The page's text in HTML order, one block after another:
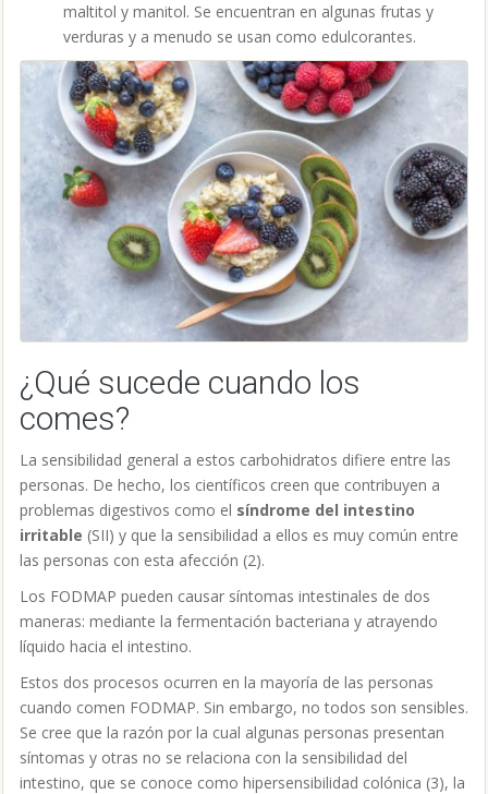
maltitol y manitol. Se encuentran en algunas frutas y
verduras y a menudo se usan como edulcorantes.
¿Qué sucede cuando los
comes?
La sensibilidad general a estos carbohidratos difiere entre las
personas. De hecho, los científicos creen que contribuyen a
problemas digestivos como el síndrome del intestino
irritable (SII) y que la sensibilidad a ellos es muy común entre
las personas con esta afección (2).
Los FODMAP pueden causar síntomas intestinales de dos
maneras: mediante la fermentación bacteriana y atrayendo
líquido hacia el intestino.
Estos dos procesos ocurren en la mayoría de las personas
cuando comen FODMAP. Sin embargo, no todos son sensibles.
Se cree que la razón por la cual algunas personas presentan
síntomas y otras no se relaciona con la sensibilidad del
intestino, que se conoce como hipersensibilidad colónica (3), la